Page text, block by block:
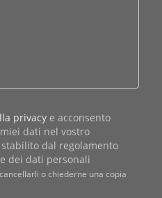
privacy e acconsento
dati nel vostro
dal regolamento
dei dati personali
o chiederne una copia